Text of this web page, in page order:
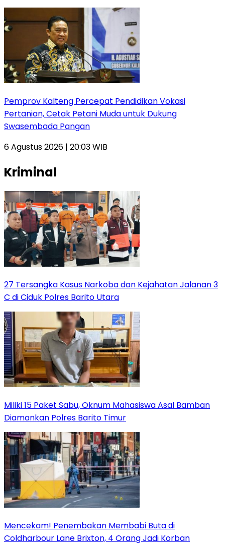
Pemprov Kalteng Percepat Pendidikan Vokasi
Pertanian, Cetak Petani Muda untuk Dukung
Swasembada Pangan
6 Agustus 2026 | 20:03 WIB
Kriminal
27 Tersangka Kasus Narkoba dan Kejahatan Jalanan 3
C di Ciduk Polres Barito Utara
Miliki 15 Paket Sabu, Oknum Mahasiswa Asal Bamban
Diamankan Polres Barito Timur
Mencekam! Penembakan Membabi Buta di
Coldharbour Lane Brixton, 4 Orang Jadi Korban